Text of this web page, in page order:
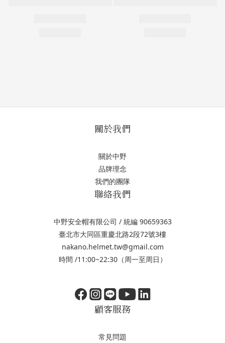
關於我們
關於中野
品牌理念
我們的團隊
聯絡我們
中野安全帽有限公司 / 統編 90659363
臺北市大同區重慶北路2段72號3樓
nakano.helmet.tw@gmail.com
時間 /11:00~22:30（周一至周日）
顧客服務
常見問題